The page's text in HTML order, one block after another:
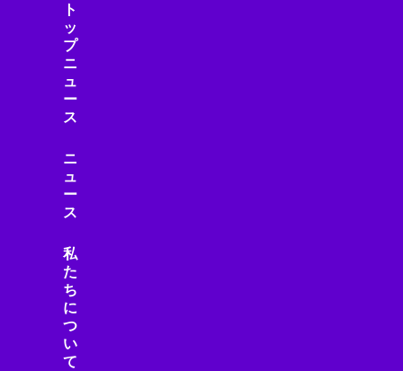
ト
ッ
プ
ニ
ュ
ー
ス
ニ
ュ
ー
ス
私
た
ち
に
つ
い
て